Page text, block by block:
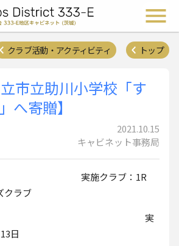
ライオンズクラ
トップ
クラブ活動・アクティビティ
市立助川小学校「す
へ寄贈】
2021.10.15
キャビネット事務局
ラブ：1R
クラブ
日